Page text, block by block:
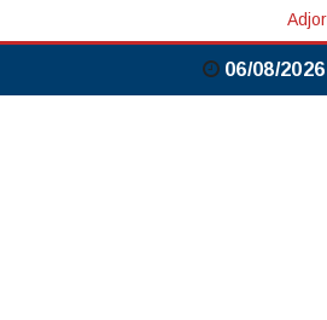
06/08/